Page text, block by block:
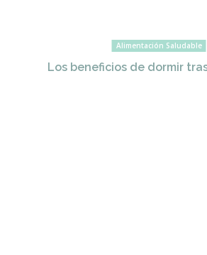
Alimentación Saludable
Los beneficios de dormir